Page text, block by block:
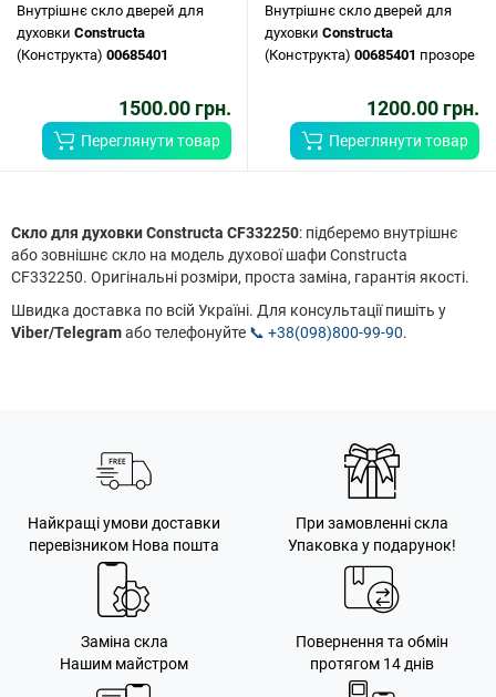
Внутрішнє скло дверей для
духовки Constructa
(Конструкта) 00685401
1500.00 грн.
Переглянути товар
Внутрішнє скло дверей для
духовки Constructa
(Конструкта) 00685401 прозоре
1200.00 грн.
Переглянути товар
Скло для духовки Constructa CF332250: підберемо внутрішнє
або зовнішнє скло на модель духової шафи Constructa
CF332250. Оригінальні розміри, проста заміна, гарантія якості.
Швидка доставка по всій Україні. Для консультації пишіть у
Viber/Telegramабо телефонуйте 📞 +38(098)800-99-90.
Найкращі умови доставки
перевізником Нова пошта
При замовленні скла
Упаковка у подарунок!
Заміна скла
Нашим майстром
Повернення та обмін
протягом 14 днів